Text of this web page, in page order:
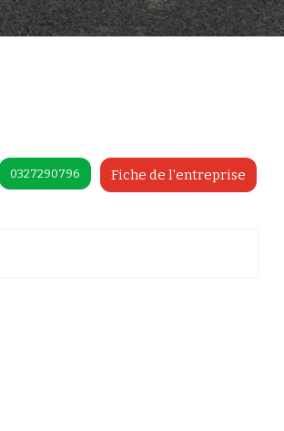
Fiche de l'entreprise
0327290796